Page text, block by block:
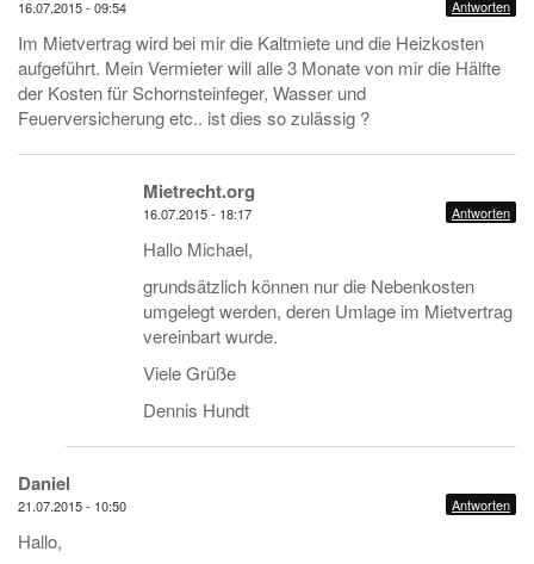
16.07.2015 - 09:54 Antworten
Im Mietvertrag wird bei mir die Kaltmiete und die Heizkosten
aufgeführt. Mein Vermieter will alle 3 Monate von mir die Hälfte
der Kosten für Schornsteinfeger, Wasser und
Feuerversicherung etc.. ist dies so zulässig ?
Mietrecht.org
16.07.2015 - 18:17 Antworten
Hallo Michael,
grundsätzlich können nur die Nebenkosten
umgelegt werden, deren Umlage im Mietvertrag
vereinbart wurde.
Viele Grüße
Dennis Hundt
Daniel
21.07.2015 - 10:50 Antworten
Hallo,